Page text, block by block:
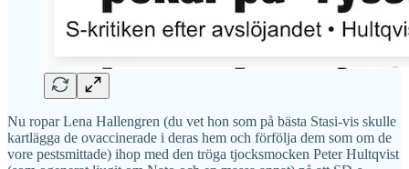
Nu ropar Lena Hallengren (du vet hon som på bästa Stasi-vis skulle
kartlägga de ovaccinerade i deras hem och förfölja dem som om de
vore pestsmittade) ihop med den tröga tjocksmocken Peter Hultqvist